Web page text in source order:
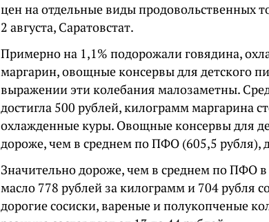
цен на отдельные виды продовольственных
2 августа, Саратовстат.
Примерно на 1,1% подорожали говядина,
маргарин, овощные консервы для детского
выражении эти колебания малозаметны.
достигла 500 рублей, килограмм маргарина
охлажденные куры. Овощные консервы для
дороже, чем в среднем по ПФО (605,5 рубля),
Значительно дороже, чем в среднем по ПФО в
масло 778 рублей за килограмм и 704 рубля
дорогие сосиски, вареные и полукопченые